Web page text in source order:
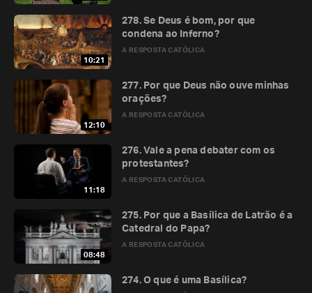
10:21
A RESPOSTA CATÓLICA
278. Se Deus é bom, por que
condena ao Inferno?
12:10
A RESPOSTA CATÓLICA
277. Por que Deus não ouve minhas
orações?
11:18
A RESPOSTA CATÓLICA
276. Vale a pena debater com os
protestantes?
08:48
A RESPOSTA CATÓLICA
275. Por que a Basílica de Latrão é a
Catedral do Papa?
274. O que é uma Basílica?